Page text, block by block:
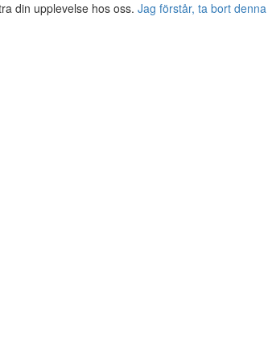
din upplevelse hos oss. Jag förstår, ta bort